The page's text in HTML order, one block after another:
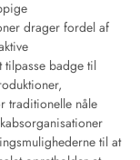
drager fordel af
tilpasse badge til
traditionelle nåle
til at